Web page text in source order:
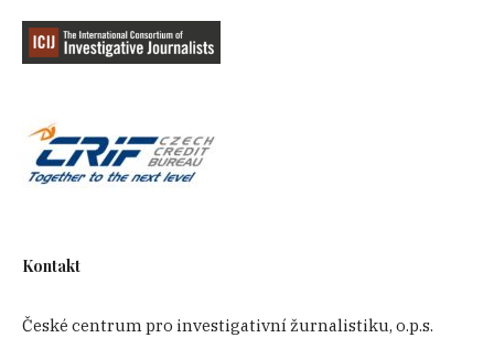
Kontakt
České centrum pro investigativní žurnalistiku, o.p.s.